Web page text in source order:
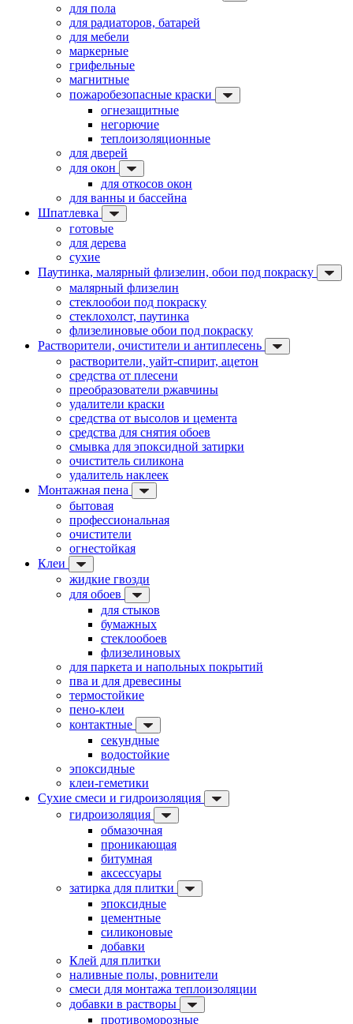
для пола
для радиаторов, батарей
для мебели
маркерные
грифельные
магнитные
пожаробезопасные краски
огнезащитные
негорючие
теплоизоляционные
для дверей
для окон
для откосов окон
для ванны и бассейна
Шпатлевка
готовые
для дерева
сухие
Паутинка, малярный флизелин, обои под покраску
малярный флизелин
стеклообои под покраску
стеклохолст, паутинка
флизелиновые обои под покраску
Растворители, очистители и антиплесень
растворители, уайт-спирит, ацетон
средства от плесени
преобразователи ржавчины
удалители краски
средства от высолов и цемента
средства для снятия обоев
смывка для эпоксидной затирки
очиститель силикона
удалитель наклеек
Монтажная пена
бытовая
профессиональная
очистители
огнестойкая
Клеи
жидкие гвозди
для обоев
для стыков
бумажных
стеклообоев
флизелиновых
для паркета и напольных покрытий
пва и для древесины
термостойкие
пено-клеи
контактные
секундные
водостойкие
эпоксидные
клеи-геметики
Сухие смеси и гидроизоляция
гидроизоляция
обмазочная
проникающая
битумная
аксессуары
затирка для плитки
эпоксидные
цементные
силиконовые
добавки
Клей для плитки
наливные полы, ровнители
смеси для монтажа теплоизоляции
добавки в растворы
противоморозные